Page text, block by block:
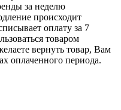
за неделю
происходит
оплату за 7
товаром
вернуть товар, Вам
оплаченного периода.